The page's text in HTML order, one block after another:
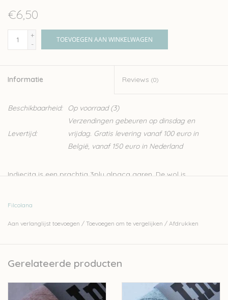
€6,50
+
-
TOEVOEGEN AAN WINKELWAGEN
Informatie Reviews (0)
Beschikbaarheid: Op voorraad(3)
Levertijd:
Verzendingen gebeuren op dinsdag en
vrijdag. Gratis levering vanaf 100 euro in
België, vanaf 150 euro in Nederland
Indiecita is een prachtig 3ply alpaca garen. De wol is
je heel wat gratis patronen voor deze wol.
50gr - 160m
Stekenverhouding: 24-26st voor 10cm
Filcolana
Aan verlanglijst toevoegen / Toevoegen om te vergelijken / Afdrukken
Gerelateerde producten